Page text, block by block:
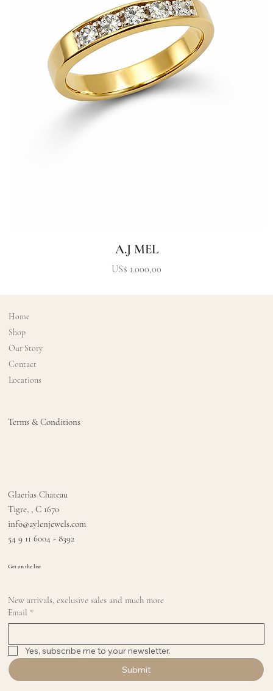
A.J MEL
Precio
US$ 1.000,00
Home
Shop
Our Story
Contact
Locations
Terms & Conditions
Glaerîas Chateau
Tigre, , C 1670
info@aylenjewels.com
54 9 11 6004 - 8392
Get on the list
New arrivals, exclusive sales and much more
Email *
Yes, subscribe me to your newsletter.
Submit